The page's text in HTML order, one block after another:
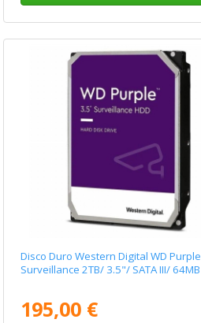
Disco Duro Western Digital WD Purple
Surveillance 2TB/ 3.5"/ SATA III/ 64MB
195,00 €